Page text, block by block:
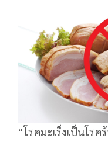
“โรคมะเร็งเป็นโร